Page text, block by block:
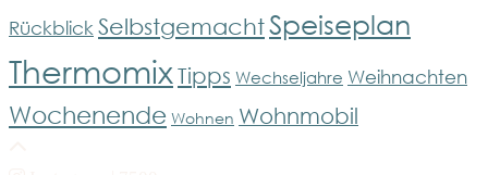
Rückblick SelbstgemachtSpeiseplan
Thermomix Tipps Wechseljahre Weihnachten
Wochenende Wohnen Wohnmobil